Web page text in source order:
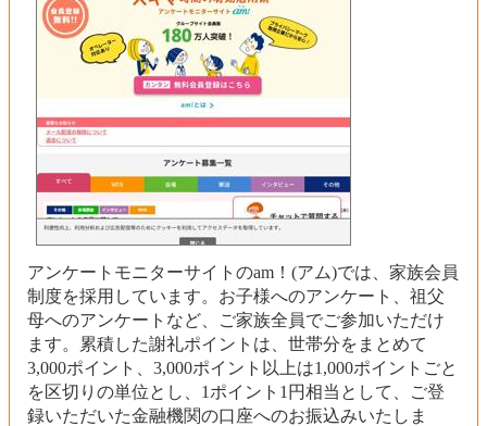
アンケートモニターサイトのam！(アム)では、家族会員
制度を採用しています。お子様へのアンケート、祖父
母へのアンケートなど、ご家族全員でご参加いただけ
ます。累積した謝礼ポイントは、世帯分をまとめて
3,000ポイント、3,000ポイント以上は1,000ポイントごと
を区切りの単位とし、1ポイント1円相当として、ご登
録いただいた金融機関の口座へのお振込みいたしま